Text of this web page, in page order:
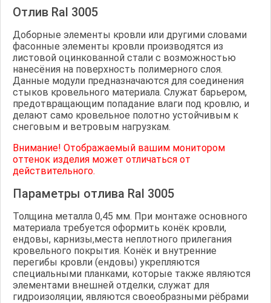
Отлив Ral 3005
Доборные элементы кровли или другими словами
фасонные элементы кровли производятся из
листовой оцинкованной стали с возможностью
нанесёния на поверхность полимерного слоя.
Данные модули предназначаются для соединения
стыков кровельного материала. Служат барьером,
предотвращающим попадание влаги под кровлю, и
делают само кровельное полотно устойчивым к
снеговым и ветровым нагрузкам.
Внимание! Отображаемый вашим монитором
оттенок изделия может отличаться от
действительного.
Параметры отлива Ral 3005
Толщина металла 0,45 мм. При монтаже основного
материала требуется оформить конёк кровли,
ендовы, карнизы,места неплотного прилегания
кровельного покрытия. Конёк и внутренние
перегибы кровли (ендовы) укрепляются
специальными планками, которые также являются
элементами внешней отделки, служат для
гидроизоляции, являются своеобразными рёбрами